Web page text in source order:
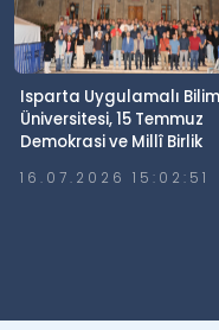
Isparta Uygulamalı
Üniversitesi, 15 Temmuz
Demokrasi ve Millî Birlik
16.07.2026 15:02:51